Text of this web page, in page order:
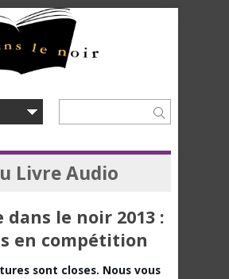
Livre Audio
dans le noir 2013 :
en compétition
sont closes. Nous vous